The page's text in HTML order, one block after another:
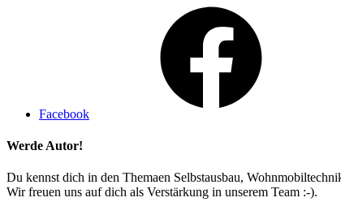
Facebook
Werde Autor!
Du kennst dich in den Themaen Selbstausbau,
Wir freuen uns auf dich als Verstärkung in unserem Team :-).